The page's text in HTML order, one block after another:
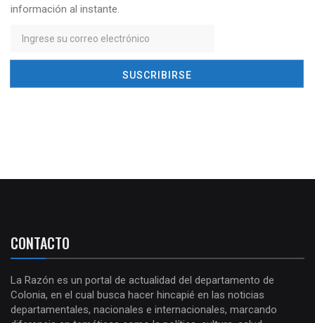
información al instante.
CONTACTO
La Razón es un portal de actualidad del departamento de
Colonia, en el cual busca hacer hincapié en las noticias
departamentales, nacionales e internacionales, marcando